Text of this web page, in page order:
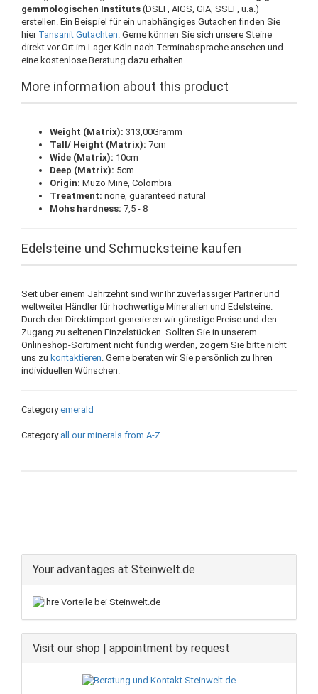
gemmologischen Instituts (DSEF, AIGS, GIA, SSEF, u.a.)
erstellen. Ein Beispiel für ein unabhängiges Gutachen finden Sie
hier Tansanit Gutachten. Gerne können Sie sich unsere Steine
direkt vor Ort im Lager Köln nach Terminabsprache ansehen und
eine kostenlose Beratung dazu erhalten.
More information about this product
Weight (Matrix): 313,00Gramm
Tall/ Height (Matrix): 7cm
Wide (Matrix): 10cm
Deep (Matrix): 5cm
Origin: Muzo Mine, Colombia
Treatment: none, guaranteed natural
Mohs hardness: 7,5 - 8
Edelsteine und Schmucksteine kaufen
Seit über einem Jahrzehnt sind wir Ihr zuverlässiger Partner und
weltweiter Händler für hochwertige Mineralien und Edelsteine.
Durch den Direktimport generieren wir günstige Preise und den
Zugang zu seltenen Einzelstücken. Sollten Sie in unserem
Onlineshop-Sortiment nicht fündig werden, zögern Sie bitte nicht
uns zu kontaktieren. Gerne beraten wir Sie persönlich zu Ihren
individuellen Wünschen.
Category emerald
Category all our minerals from A-Z
Your advantages at Steinwelt.de
Visit our shop | appointment by request